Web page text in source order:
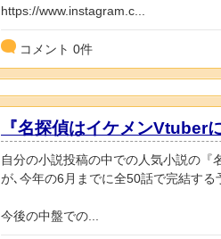
https://www.instagram.c...
コメント 0件
『名探偵はイケメンVtuber
自分の小説投稿の中での人気小説の『
が､今年の6月までに全50話で完結す
今後の中盤での...